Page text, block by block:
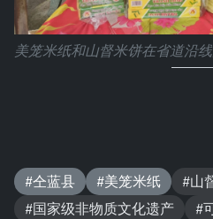
美笼米纸和山督米饼在省道沿
#仝蓝县 #美笼米纸
#山
#国家级非物质文化遗产
#